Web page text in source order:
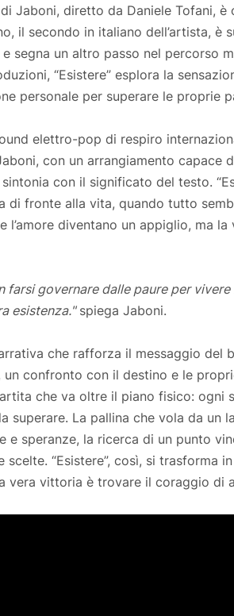
Jaboni, diretto da Daniele Tofani, è
il secondo in italiano dell’artista, è
segna un altro passo nel percorso
“Esistere” esplora la
personale per superare le proprie
elettro-pop di respiro
con un arrangiamento capace
con il significato del testo.
di fronte alla vita, quando tutto
diventano un appiglio, ma la
farsi governare dalle paure per vivere
esistenza."spiega Jaboni.
che rafforza il messaggio del
confronto con il destino e le
che va oltre il piano fisico: ogni
La pallina che vola da un
speranze, la ricerca di un punto
“Esistere”, così, si trasforma
vera vittoria è trovare il coraggio di